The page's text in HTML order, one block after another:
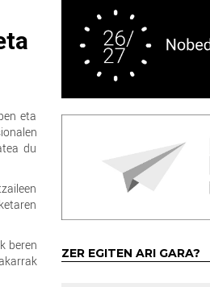
eta
du
beren
ZER EGITEN ARI GARA?